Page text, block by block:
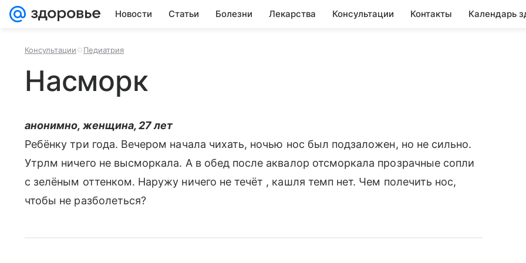
Новости Статьи Болезни Лекарства Консультации Контакты Календарь
Консультации Педиатрия
Насморк
анонимно, женщина, 27 лет
Ребёнку три года. Вечером начала чихать, ночью нос был подзаложен, но не сильно.
Утрлм ничего не высморкала. А в обед после аквалор отсморкала прозрачные сопли
с зелёным оттенком. Наружу ничего не течёт , кашля темп нет. Чем полечить нос,
чтобы не разболеться?